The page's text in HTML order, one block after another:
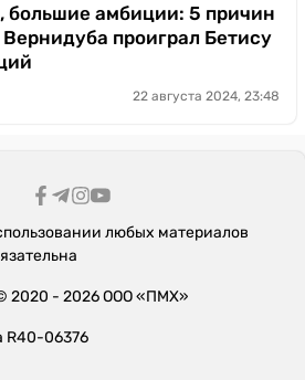
большие амбиции: 5 причин
проиграл Бетису
22 августа 2024, 23:48
любых материалов
2020 - 2026 ООО «ПМХ»
R40-06376